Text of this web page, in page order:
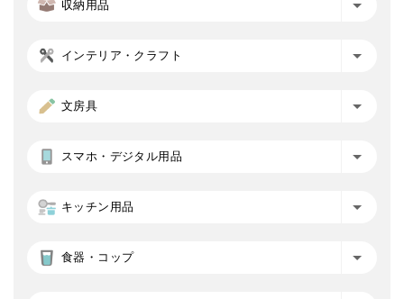
収納用品
インテリア・クラフト
文房具
スマホ・デジタル用品
キッチン用品
食器・コップ